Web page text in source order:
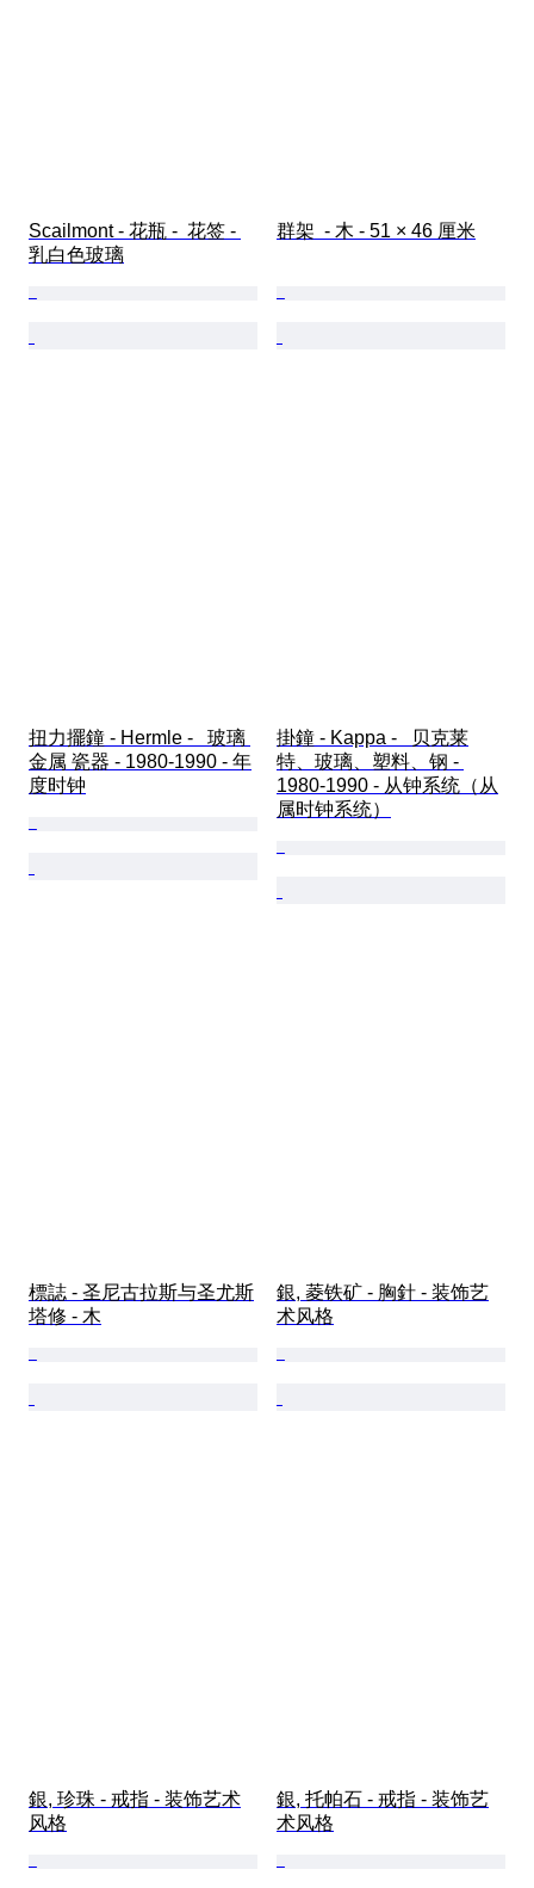
Scailmont - 花瓶 -  花签 -
乳白色玻璃
群架  - 木 - 51 × 46 厘米
扭力擺鐘 - Hermle -   玻璃
金属 瓷器 - 1980-1990 - 年
度时钟
掛鐘 - Kappa -   贝克莱
特、玻璃、塑料、钢 -
1980-1990 - 从钟系统（从
属时钟系统）
標誌 - 圣尼古拉斯与圣尤斯
塔修 - 木
銀, 菱铁矿 - 胸針 - 装饰艺
术风格
銀, 珍珠 - 戒指 - 装饰艺术
风格
銀, 托帕石 - 戒指 - 装饰艺
术风格